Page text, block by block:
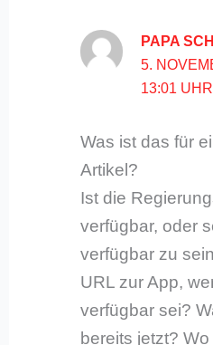
PAPA
5.
13:01 UHR
Was ist das für
Artikel?
Ist die
verfügbar, oder
verfügbar zu
URL zur App,
verfügbar sei?
bereits jetzt?